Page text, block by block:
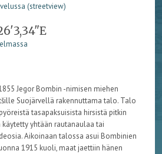
(streetview)
Jegor Bombin -nimisen miehen
Suojärvellä rakennuttama talo. Talo
tasapaksuisista hirsistä pitkin
yhtään rautanaulaa tai
Aikoinaan talossa asui Bombinien
1915 kuoli, maat jaettiin hänen